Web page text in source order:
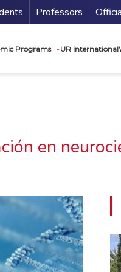
Professors
Programs UR international
en